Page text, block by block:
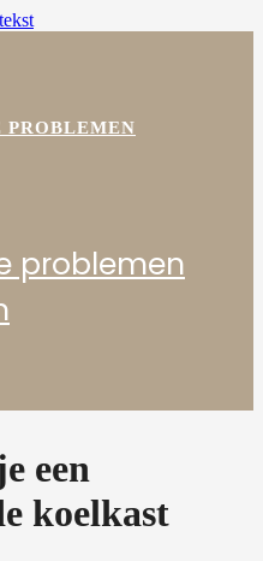
problemen
een
koelkast